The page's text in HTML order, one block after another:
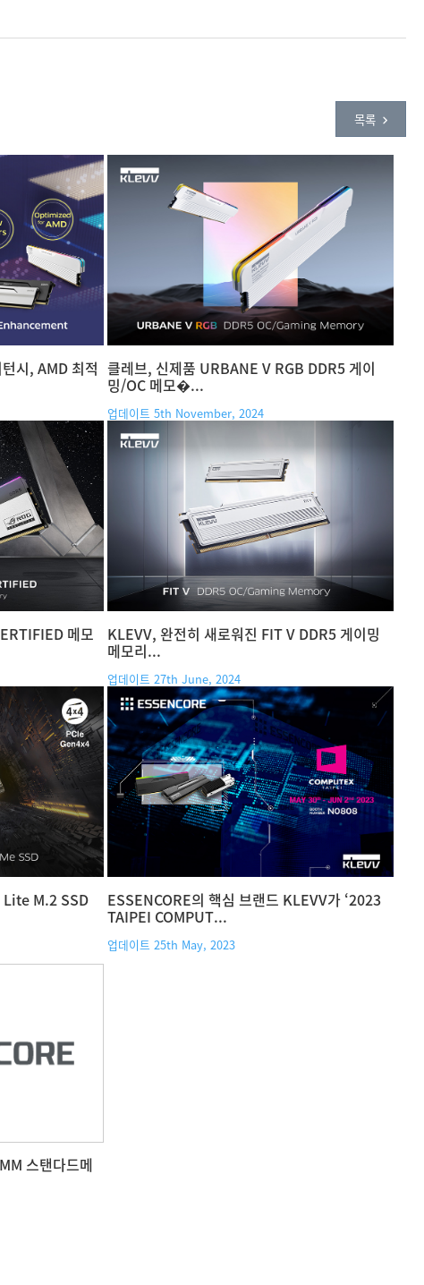
목록
시, AMD 최적 클레브, 신제품 URBANE V RGB DDR5 게이
밍/OC 메모�...
업데이트 5th November, 2024
메모 KLEVV, 완전히 새로워진 FIT V DDR5 게이밍
메모리...
업데이트 27th June, 2024
M.2 SSD ESSENCORE의 핵심 브랜드 KLEVV가 ‘2023
TAIPEI COMPUT...
업데이트 25th May, 2023
스탠다드메